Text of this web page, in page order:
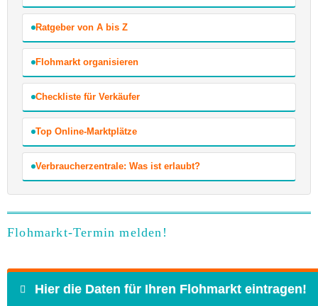
Ratgeber von A bis Z
Flohmarkt organisieren
Checkliste für Verkäufer
Top Online-Marktplätze
Verbraucherzentrale: Was ist erlaubt?
Flohmarkt-Termin melden!
Hier die Daten für Ihren Flohmarkt eintragen!